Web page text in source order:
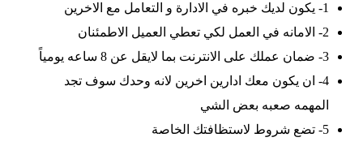
1- يكون لديك خبره في الادارة و التعامل مع الاخرين
2- الامانه في العمل لكي تعطي العميل الاطمئنان
3- ضمان عملك على الانترنت بما لايقل عن 8 ساعه يومياً
4- ان يكون معك ادارين اخرين لانه وحدك سوف تجد
المهمه صعبه بعض الشي
5- تضع شروط لاستظافتك الخاصة